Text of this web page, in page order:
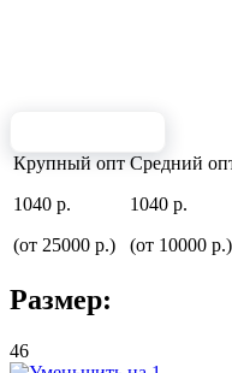
Крупный опт
1040 р.
(от 25000 р.)
Средний
1040 р.
(от 10000 р.)
Размер:
46